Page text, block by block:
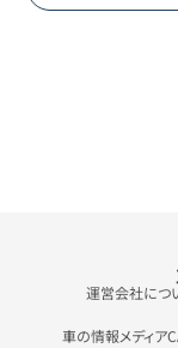
運営会社につ
車の情報メディア